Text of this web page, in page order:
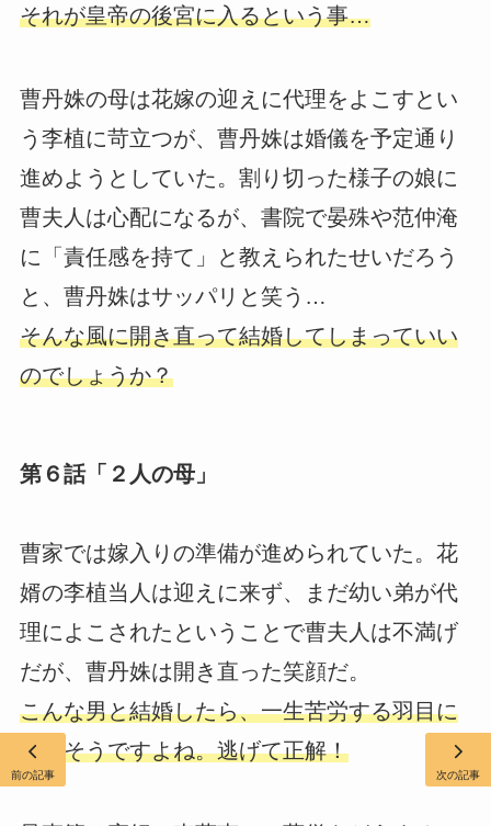
それが皇帝の後宮に入るという事…
曹丹姝の母は花嫁の迎えに代理をよこすとい
う李植に苛立つが、曹丹姝は婚儀を予定通り
進めようとしていた。割り切った様子の娘に
曹夫人は心配になるが、書院で晏殊や范仲淹
に「責任感を持て」と教えられたせいだろう
と、曹丹姝はサッパリと笑う…
そんな風に開き直って結婚してしまっていい
のでしょうか？
第６話「２人の母」
曹家では嫁入りの準備が進められていた。花
婿の李植当人は迎えに来ず、まだ幼い弟が代
理によこされたということで曹夫人は不満げ
だが、曹丹姝は開き直った笑顔だ。
こんな男と結婚したら、一生苦労する羽目に
なりそうですよね。逃げて正解！
前の記事 次の記事